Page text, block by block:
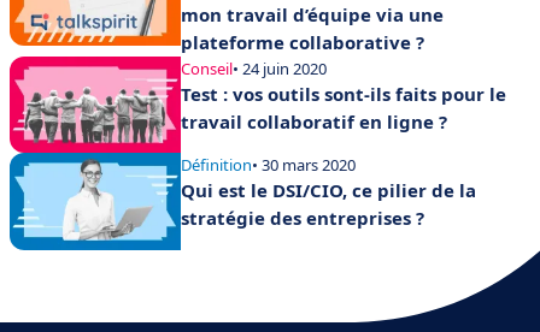
mon travail d’équipe via une
plateforme collaborative ?
Conseil• 24 juin 2020
Test : vos outils sont-ils faits pour le
travail collaboratif en ligne ?
Définition• 30 mars 2020
Qui est le DSI/CIO, ce pilier de la
stratégie des entreprises ?